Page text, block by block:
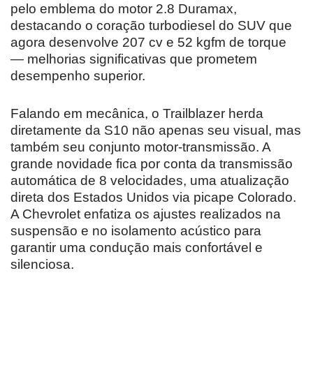
pelo emblema do motor 2.8 Duramax,
destacando o coração turbodiesel do SUV que
agora desenvolve 207 cv e 52 kgfm de torque
— melhorias significativas que prometem
desempenho superior.
Falando em mecânica, o Trailblazer herda
diretamente da S10 não apenas seu visual, mas
também seu conjunto motor-transmissão. A
grande novidade fica por conta da transmissão
automática de 8 velocidades, uma atualização
direta dos Estados Unidos via picape Colorado.
A Chevrolet enfatiza os ajustes realizados na
suspensão e no isolamento acústico para
garantir uma condução mais confortável e
silenciosa.